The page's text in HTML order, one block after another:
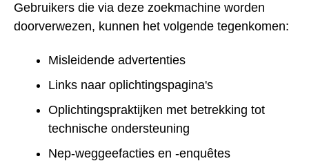
Gebruikers die via deze zoekmachine worden
doorverwezen, kunnen het volgende tegenkomen:
Misleidende advertenties
Links naar oplichtingspagina's
Oplichtingspraktijken met betrekking tot
technische ondersteuning
Nep-weggeefacties en -enquêtes